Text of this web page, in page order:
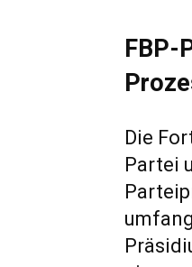
FBP-
Die
Partei